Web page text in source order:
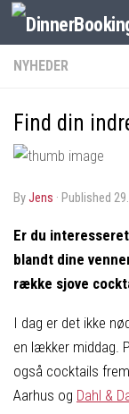
NYHEDER
Find din
byJens · Published
Er du
blandt dine
række sjove
I dag er det ikke
en lækker middag.
også cocktails
Aarhus og Dahl &